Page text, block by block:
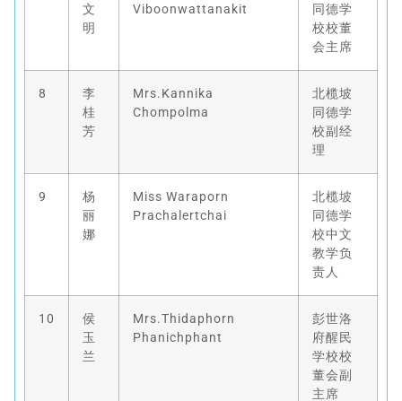
文
明
Viboonwattanakit
同德学
校校董
会主席
8
李
桂
芳
Mrs.Kannika
Chompolma
北榄坡
同德学
校副经
理
9
杨
丽
娜
Miss Waraporn
Prachalertchai
北榄坡
同德学
校中文
教学负
责人
10
侯
玉
兰
Mrs.Thidaphorn
Phanichphant
彭世洛
府醒民
学校校
董会副
主席